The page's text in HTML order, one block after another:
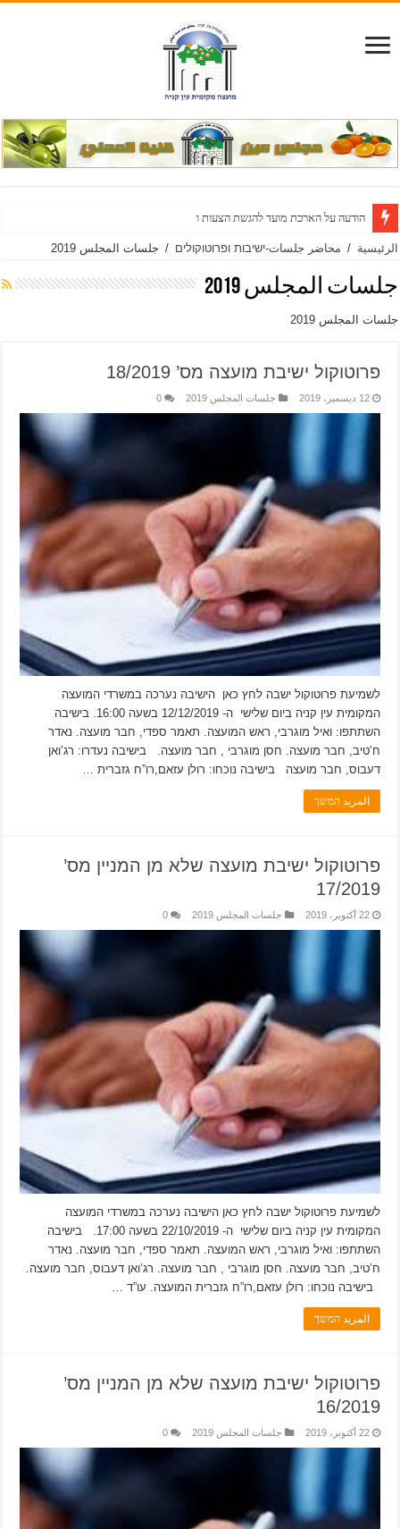
הודעה על הארכת מועד להגשת הצעות והוספת דרישות במכרז כ”א פומבי מס’ 28/2026
الرئيسية / محاضر جلسات-ישיבות ופרוטוקולים / جلسات المجلس 2019
جلسات المجلس 2019
جلسات المجلس 2019
פרוטוקול ישיבת מועצה מס’ 18/2019
12 ديسمبر، 2019 جلسات المجلس 2019 0
לשמיעת פרוטוקול ישבה לחץ כאן הישיבה נערכה במשרדי המועצה
המקומית עין קניה ביום שלישי ה- 12/12/2019 בשעה 16:00. בישיבה
השתתפו: ואיל מוגרבי, ראש המועצה. תאמר ספדי, חבר מועצה. נאדר
ח’טיב, חבר מועצה. חסן מוגרבי , חבר מועצה. בישיבה נעדרו: רג’ואן
דעבוס, חבר מועצה בישיבה נוכחו: רולן עזאם,רו”ח גזברית …
المزيد המשך
פרוטוקול ישיבת מועצה שלא מן המניין מס’
17/2019
22 أكتوبر، 2019 جلسات المجلس 2019 0
לשמיעת פרוטוקול ישבה לחץ כאן הישיבה נערכה במשרדי המועצה
המקומית עין קניה ביום שלישי ה- 22/10/2019 בשעה 17:00. בישיבה
השתתפו: ואיל מוגרבי, ראש המועצה. תאמר ספדי, חבר מועצה. נאדר
ח’טיב, חבר מועצה. חסן מוגרבי , חבר מועצה. רג’ואן דעבוס, חבר מועצה.
בישיבה נוכחו: רולן עזאם,רו”ח גזברית המועצה. עו”ד …
المزيد המשך
פרוטוקול ישיבת מועצה שלא מן המניין מס’
16/2019
22 أكتوبر، 2019 جلسات المجلس 2019 0